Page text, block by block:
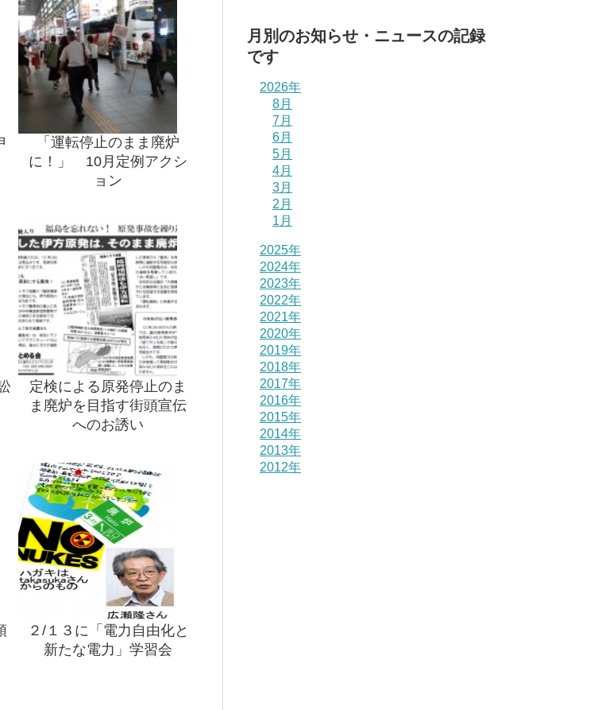
「運転停止のまま廃炉
に！」 10月定例アクシ
ョン
定検による原発停止のま
ま廃炉を目指す街頭宣伝
へのお誘い
２/１３に「電力自由化と
新たな電力」学習会
月別のお知らせ・ニュースの記録
です
2026年
8月
7月
6月
5月
4月
3月
2月
1月
2025年
2024年
2023年
2022年
2021年
2020年
2019年
2018年
2017年
2016年
2015年
2014年
2013年
2012年